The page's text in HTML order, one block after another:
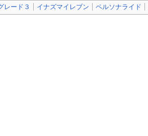
レード３ イナズマイレブン ペルソナライド